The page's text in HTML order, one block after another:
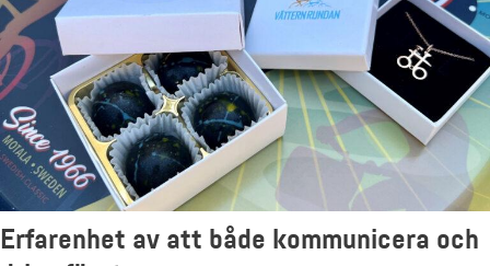
Erfarenhet av att både kommunicera och